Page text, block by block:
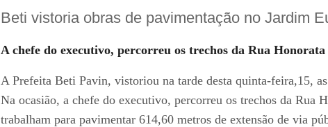
Beti vistoria obras de pavimentação no Jardim
A chefe do executivo, percorreu os trechos da Rua
A Prefeita Beti Pavin, vistoriou na tarde desta quinta-feira,15,
Na ocasião, a chefe do executivo, percorreu os trechos da Rua
trabalham para pavimentar 614,60 metros de extensão de via